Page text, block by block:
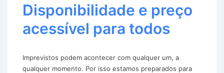
Disponibilidade e preço
acessível para todos
Imprevistos podem acontecer com qualquer um, a
qualquer momento. Por isso estamos preparados para